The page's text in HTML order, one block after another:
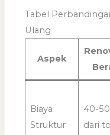
Tabel
Ulang
Aspek
Biaya
Struktur
40-
dari